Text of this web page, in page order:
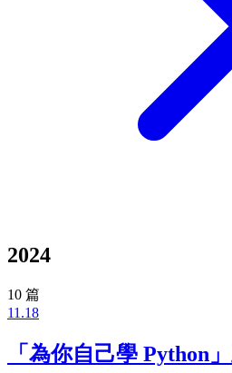
2024
10 篇
11.18
「為你自己學 Python